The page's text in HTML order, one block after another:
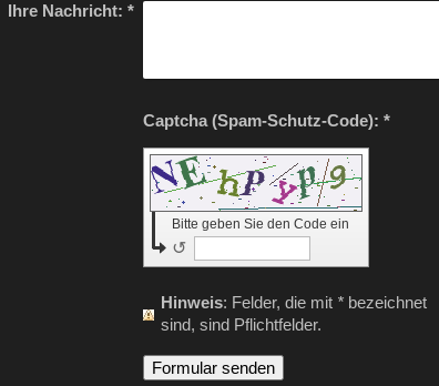
Ihre Nachricht: *
Captcha (Spam-Schutz-Code): *
Bitte geben Sie den Code ein
↺
Hinweis : Felder, die mit * bezeichnet
sind, sind Pflichtfelder.